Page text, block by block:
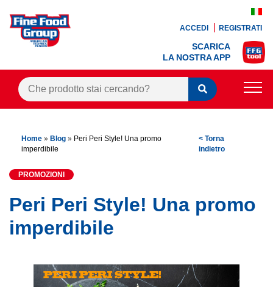
ACCEDI REGISTRATI
SCARICA
LA NOSTRA APP
BLOG
RICETTE
BONUS FEDELTÀ
OFFERTE
Home » Blog » Peri Peri Style! Una promo
imperdibile
< Torna
indietro
PROMOZIONI
Peri Peri Style! Una promo
imperdibile